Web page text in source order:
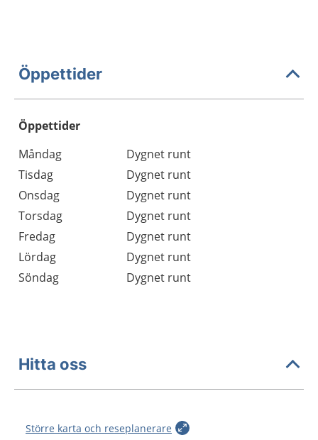
Öppettider
Öppettider
Dag
Öppettider
Kommentarer
Måndag
Dygnet runt
Tisdag
Dygnet runt
Onsdag
Dygnet runt
Torsdag
Dygnet runt
Fredag
Dygnet runt
Lördag
Dygnet runt
Söndag
Dygnet runt
Hitta oss
Större karta och reseplanerare